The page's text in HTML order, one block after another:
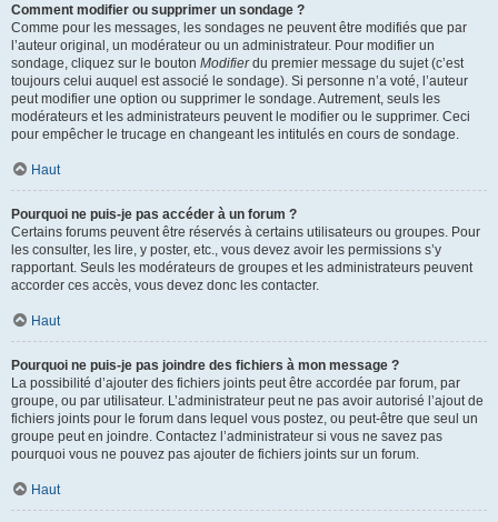
Comment modifier ou supprimer un sondage ?
Comme pour les messages, les sondages ne peuvent être modifiés que par
l’auteur original, un modérateur ou un administrateur. Pour modifier un
sondage, cliquez sur le bouton Modifierdu premier message du sujet (c’est
toujours celui auquel est associé le sondage). Si personne n’a voté, l’auteur
peut modifier une option ou supprimer le sondage. Autrement, seuls les
modérateurs et les administrateurs peuvent le modifier ou le supprimer. Ceci
pour empêcher le trucage en changeant les intitulés en cours de sondage.
Haut
Pourquoi ne puis-je pas accéder à un forum ?
Certains forums peuvent être réservés à certains utilisateurs ou groupes. Pour
les consulter, les lire, y poster, etc., vous devez avoir les permissions s’y
rapportant. Seuls les modérateurs de groupes et les administrateurs peuvent
accorder ces accès, vous devez donc les contacter.
Haut
Pourquoi ne puis-je pas joindre des fichiers à mon message ?
La possibilité d’ajouter des fichiers joints peut être accordée par forum, par
groupe, ou par utilisateur. L’administrateur peut ne pas avoir autorisé l’ajout de
fichiers joints pour le forum dans lequel vous postez, ou peut-être que seul un
groupe peut en joindre. Contactez l’administrateur si vous ne savez pas
pourquoi vous ne pouvez pas ajouter de fichiers joints sur un forum.
Haut